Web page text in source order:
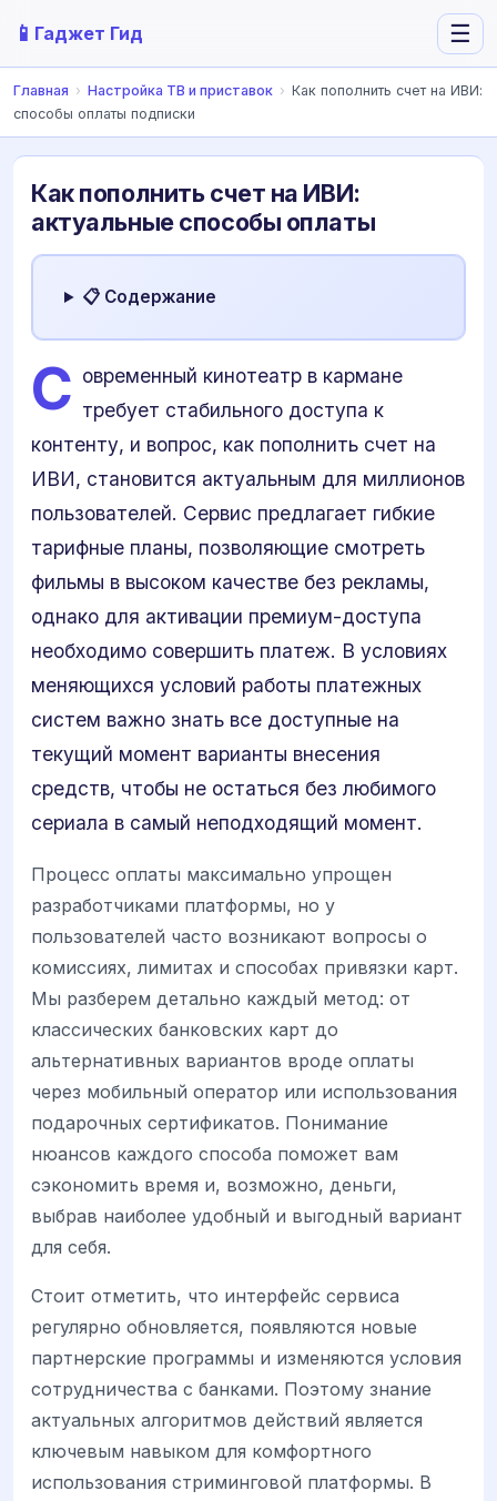
📱 Гаджет Гид ☰
Главная › Настройка ТВ и приставок › Как пополнить счет на ИВИ:
способы оплаты подписки
Как пополнить счет на ИВИ:
актуальные способы оплаты
📋 Содержание
С овременный кинотеатр в кармане
требует стабильного доступа к
контенту, и вопрос, как пополнить счет на
ИВИ, становится актуальным для миллионов
пользователей. Сервис предлагает гибкие
тарифные планы, позволяющие смотреть
фильмы в высоком качестве без рекламы,
однако для активации премиум-доступа
необходимо совершить платеж. В условиях
меняющихся условий работы платежных
систем важно знать все доступные на
текущий момент варианты внесения
средств, чтобы не остаться без любимого
сериала в самый неподходящий момент.
Процесс оплаты максимально упрощен
разработчиками платформы, но у
пользователей часто возникают вопросы о
комиссиях, лимитах и способах привязки карт.
Мы разберем детально каждый метод: от
классических банковских карт до
альтернативных вариантов вроде оплаты
через мобильный оператор или использования
подарочных сертификатов. Понимание
нюансов каждого способа поможет вам
сэкономить время и, возможно, деньги,
выбрав наиболее удобный и выгодный вариант
для себя.
Стоит отметить, что интерфейс сервиса
регулярно обновляется, появляются новые
партнерские программы и изменяются условия
сотрудничества с банками. Поэтому знание
актуальных алгоритмов действий является
ключевым навыком для комфортного
использования стриминговой платформы. В